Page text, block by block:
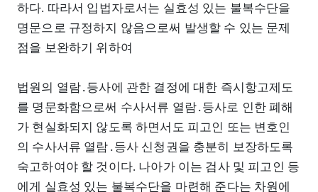
하다. 따라서 입법자로서는 실효성 있는 불복수단을
명문으로 규정하지 않음으로써 발생할 수 있는 문제
점을 보완하기 위하여
법원의 열람․등사에 관한 결정에 대한 즉시항고제도
를 명문화함으로써 수사서류 열람․등사로 인한 폐해
가 현실화되지 않도록 하면서도 피고인 또는 변호인
의 수사서류 열람․등사 신청권을 충분히 보장하도록
숙고하여야 할 것이다. 나아가 이는 검사 및 피고인 등
에게 실효성 있는 불복수단을 마련해 준다는 차원에